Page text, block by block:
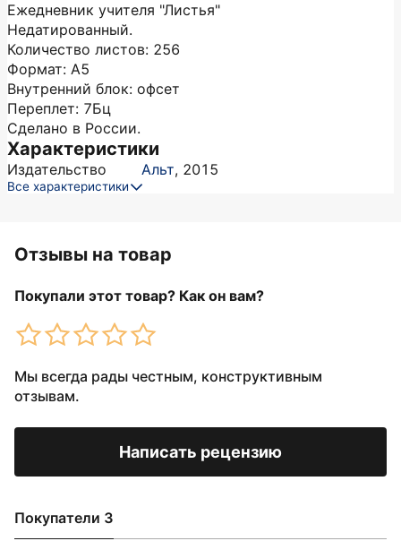
Ежедневник учителя "Листья"
Недатированный.
Количество листов: 256
Формат: А5
Внутренний блок: офсет
Переплет: 7Бц
Сделано в России.
Характеристики
Издательство Альт, 2015
Все характеристики
Отзывы на товар
Покупали этот товар? Как он вам?
Мы всегда рады честным, конструктивным
отзывам.
Написать рецензию
Покупатели 3